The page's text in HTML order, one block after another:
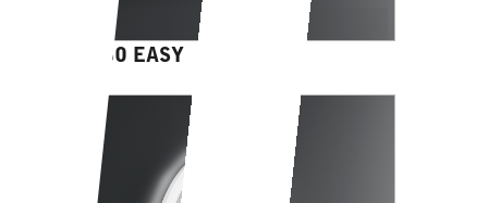
CHERSO EASY